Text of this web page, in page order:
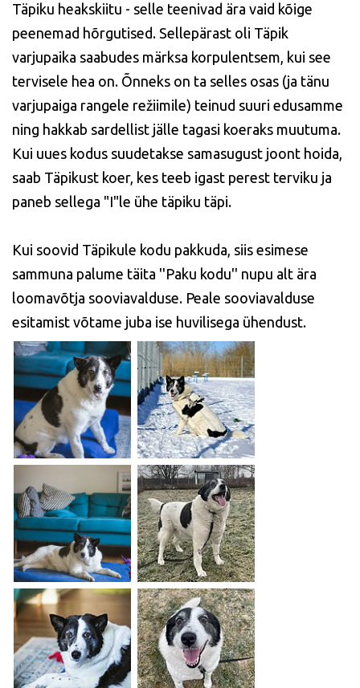
Täpiku heakskiitu - selle teenivad ära vaid kõige
peenemad hõrgutised. Sellepärast oli Täpik
varjupaika saabudes märksa korpulentsem, kui see
tervisele hea on. Õnneks on ta selles osas (ja tänu
varjupaiga rangele režiimile) teinud suuri edusamme
ning hakkab sardellist jälle tagasi koeraks muutuma.
Kui uues kodus suudetakse samasugust joont hoida,
saab Täpikust koer, kes teeb igast perest terviku ja
paneb sellega "I"le ühe täpiku täpi.
Kui soovid Täpikule kodu pakkuda, siis esimese
sammuna palume täita ''Paku kodu'' nupu alt ära
loomavõtja sooviavalduse. Peale sooviavalduse
esitamist võtame juba ise huvilisega ühendust.